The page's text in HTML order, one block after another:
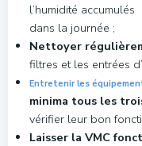
l’humidité accumulés
dans la journée ;
Nettoyer
filtres et les entrées
Entretenir les
minima tous les
vérifier leur bon
Laisser la VMC